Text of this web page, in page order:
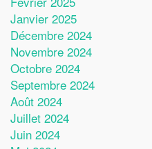
Janvier 2025
Décembre 2024
Novembre 2024
Octobre 2024
Septembre 2024
Août 2024
Juillet 2024
Juin 2024